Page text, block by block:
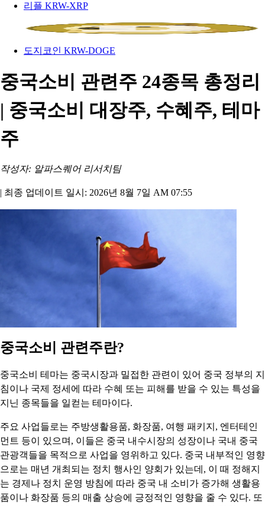
리플 KRW-XRP
도지코인 KRW-DOGE
중국소비 관련주 24종목 총정리
| 중국소비 대장주, 수혜주, 테마
주
작성자: 알파스퀘어 리서치팀
| 최종 업데이트 일시: 2026년 8월 7일 AM 07:55
중국소비 관련주란?
중국소비 테마는 중국시장과 밀접한 관련이 있어 중국 정부의 지
침이나 국제 정세에 따라 수혜 또는 피해를 받을 수 있는 특성을
지닌 종목들을 일컫는 테마이다.
주요 사업들로는 주방생활용품, 화장품, 여행 패키지, 엔터테인
먼트 등이 있으며, 이들은 중국 내수시장의 성장이나 국내 중국
관광객들을 목적으로 사업을 영위하고 있다. 중국 내부적인 영향
으로는 매년 개최되는 정치 행사인 양회가 있는데, 이 때 정해지
는 경제나 정치 운영 방침에 따라 중국 내 소비가 증가해 생활용
품이나 화장품 등의 매출 상승에 긍정적인 영향을 줄 수 있다. 또